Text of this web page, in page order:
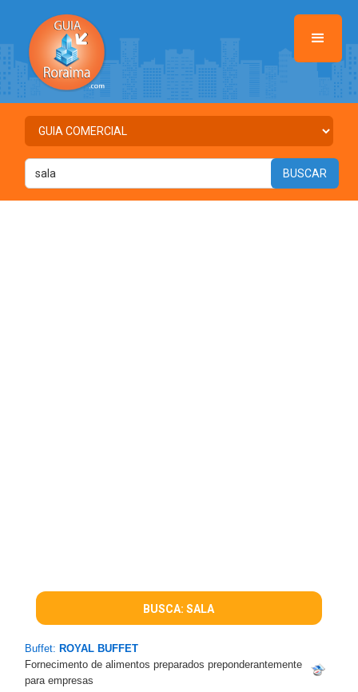
BUSCA: SALA
Buffet: ROYAL BUFFET
Fornecimento de alimentos preparados preponderantemente
para empresas